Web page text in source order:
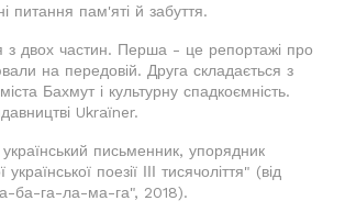
питання пам'яті й забуття.
з двох частин. Перша - це репортажі про
на передовій. Друга складається з
Бахмут і культурну спадкоємність.
Ukraїner.
письменник, упорядник
поезії ІІІ тисячоліття" (від
ба-га-ла-ма-га", 2018).